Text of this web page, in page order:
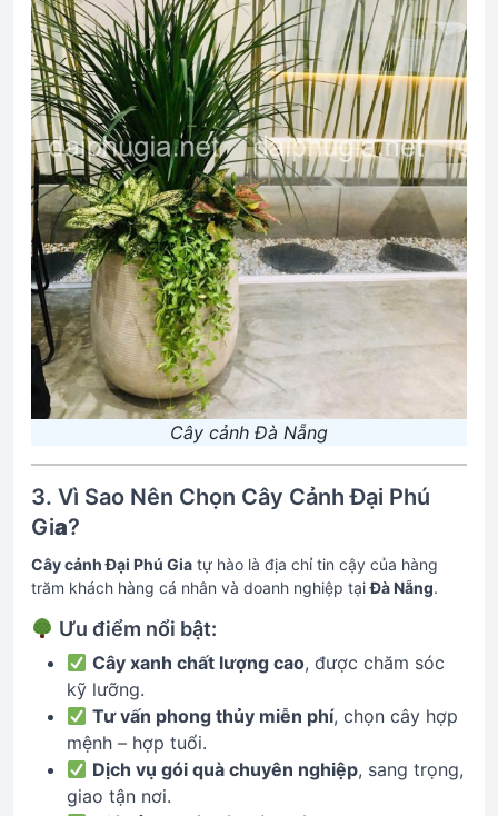
Cây cảnh Đà Nẵng
3. Vì Sao Nên Chọn Cây Cảnh Đại Phú
Gia?
Cây cảnh Đại Phú Gia tự hào là địa chỉ tin cậy của hàng
trăm khách hàng cá nhân và doanh nghiệp tạiĐà Nẵng.
Ưu điểm nổi bật:
Cây xanh chất lượng cao, được chăm sóc
kỹ lưỡng.
Tư vấn phong thủy miễn phí, chọn cây hợp
mệnh – hợp tuổi.
Dịch vụ gói quà chuyên nghiệp, sang trọng,
giao tận nơi.